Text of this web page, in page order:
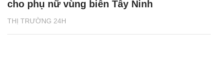
THỊ TRƯỜNG 24H
cho phụ nữ vùng biên Tây Ninh